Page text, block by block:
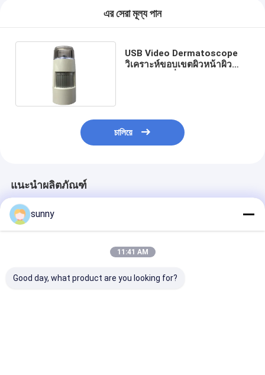
এর সেরা মূল্য পান
USB Video Dermatoscope
วิเคราะห์ขอบเขตผิวหน้าผิว
চালিয়ে
แนะนำผลิตภัณฑ์
sunny
11:41 AM
Good day, what product are you looking for?